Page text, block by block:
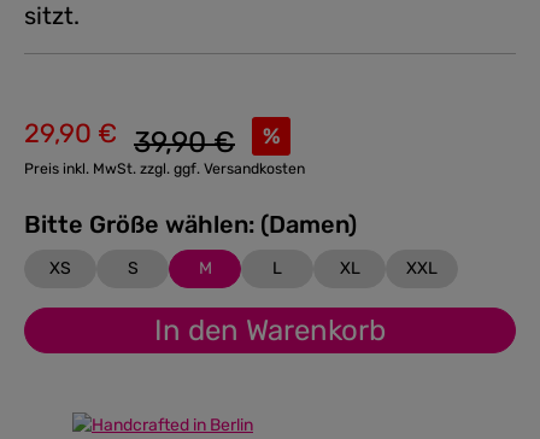
sitzt.
Verkaufspreis:
29,90 € %
Regulärer Preis:
39,90 €
Preis inkl. MwSt. zzgl. ggf. Versandkosten
Bitte Größe wählen: (Damen)
XS S M L XL XXL
In den Warenkorb